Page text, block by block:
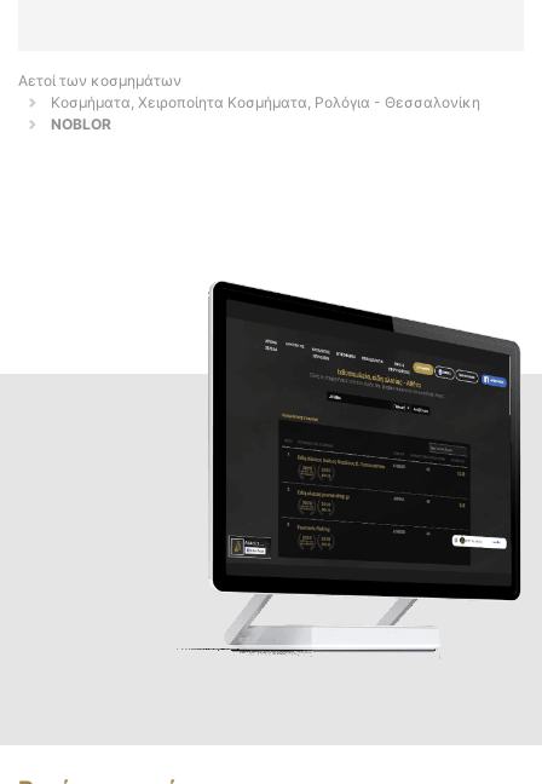
Αετοί των κοσμημάτων
Κοσμήματα, Χειροποίητα Κοσμήματα, Ρολόγια - Θεσσαλονίκη
NOBLOR